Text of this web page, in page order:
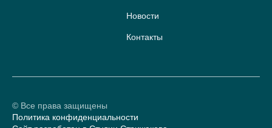
Новости
Контакты
© Все права защищены
Политика конфиденциальности